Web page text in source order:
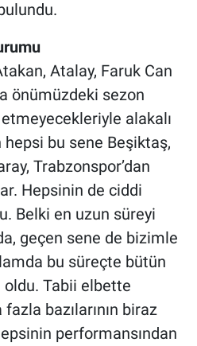
Atalay, Faruk Can
önümüzdeki sezon
alakalı
hepsi bu sene Beşiktaş,
Trabzonspor’dan
Hepsinin de ciddi
Belki en uzun süreyi
geçen sene de bizimle
bu süreçte bütün
oldu. Tabii elbette
fazla bazılarının biraz
performansından